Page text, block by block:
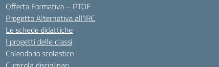
Offerta Formativa – PTOF
Progetto Alternativa all’IRC
Le schede didattiche
I progetti delle classi
Calendario scolastico